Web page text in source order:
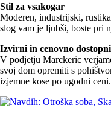
Stil za vsakogar
Moderen, industrijski,
slog vam je ljubši, boste pri
Izvirni in cenovno
V podjetju Marckeric
svoj dom opremiti s
izjemne kose po ugodni ceni.